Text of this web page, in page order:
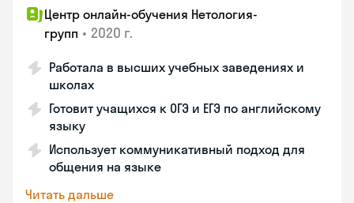
Центр онлайн-обучения Нетология-
групп • 2020 г.
Работала в высших учебных заведениях и
школах
Готовит учащихся к ОГЭ и ЕГЭ по английскому
языку
Использует коммуникативный подход для
общения на языке
Читать дальше